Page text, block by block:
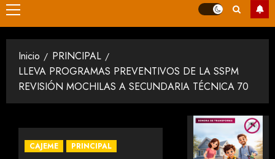
Menú
principal
Inicio
PRINCIPAL
LLEVA PROGRAMAS PREVENTIVOS DE LA SSPM
REVISIÓN MOCHILAS A SECUNDARIA TÉCNICA 70
CAJEME PRINCIPAL